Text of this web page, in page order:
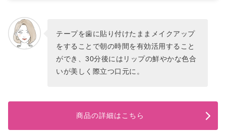
テープを歯に貼り付けたままメイクアップ
をすることで朝の時間を有効活用すること
ができ、30分後にはリップの鮮やかな色合
いが美しく際立つ口元に。
商品の詳細はこちら